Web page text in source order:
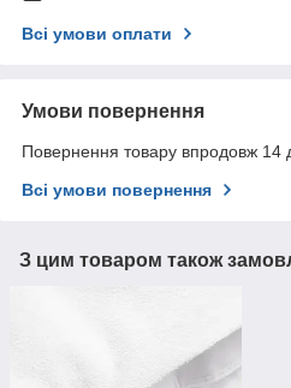
Всі умови оплати
Умови повернення
Повернення товару впродовж 14
Всі умови повернення
З цим товаром також